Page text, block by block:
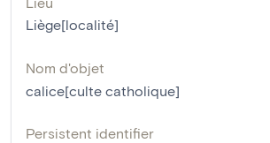
Liège[localité]
Nom d'objet
calice[culte catholique]
Persistent identifier